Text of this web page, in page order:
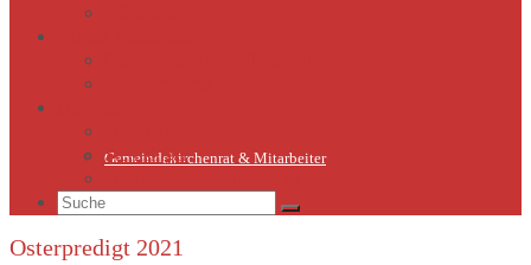
Gemeindekirchenrat & Mitarbeiter
Sternsinger
Suche
Osterpredigt 2021